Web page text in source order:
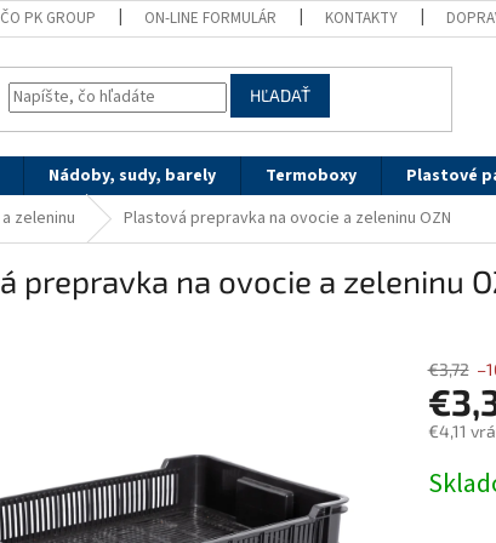
PK GROUP ON-LINE FORMULÁR KONTAKTY
HĽADAŤ
Nádoby, sudy, barely Termoboxy Plastové
zeleninu Plastová prepravka na ovocie a zeleninu OZN
prepravka na ovocie a zeleninu
€3,72
€4,11
cena: